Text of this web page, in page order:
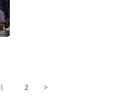
1 2 >